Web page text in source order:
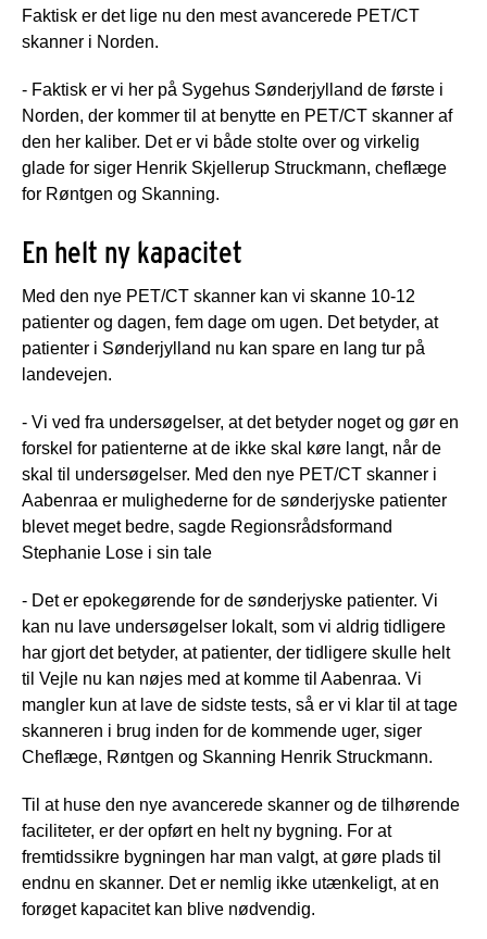
Faktisk er det lige nu den mest avancerede PET/CT
skanner i Norden.
- Faktisk er vi her på Sygehus Sønderjylland de første i
Norden, der kommer til at benytte en PET/CT skanner af
den her kaliber. Det er vi både stolte over og virkelig
glade for siger Henrik Skjellerup Struckmann, cheflæge
for Røntgen og Skanning.
En helt ny kapacitet
Med den nye PET/CT skanner kan vi skanne 10-12
patienter og dagen, fem dage om ugen. Det betyder, at
patienter i Sønderjylland nu kan spare en lang tur på
landevejen.
- Vi ved fra undersøgelser, at det betyder noget og gør en
forskel for patienterne at de ikke skal køre langt, når de
skal til undersøgelser. Med den nye PET/CT skanner i
Aabenraa er mulighederne for de sønderjyske patienter
blevet meget bedre, sagde Regionsrådsformand
Stephanie Lose i sin tale
- Det er epokegørende for de sønderjyske patienter. Vi
kan nu lave undersøgelser lokalt, som vi aldrig tidligere
har gjort det betyder, at patienter, der tidligere skulle helt
til Vejle nu kan nøjes med at komme til Aabenraa. Vi
mangler kun at lave de sidste tests, så er vi klar til at tage
skanneren i brug inden for de kommende uger, siger
Cheflæge, Røntgen og Skanning Henrik Struckmann.
Til at huse den nye avancerede skanner og de tilhørende
faciliteter, er der opført en helt ny bygning. For at
fremtidssikre bygningen har man valgt, at gøre plads til
endnu en skanner. Det er nemlig ikke utænkeligt, at en
forøget kapacitet kan blive nødvendig.